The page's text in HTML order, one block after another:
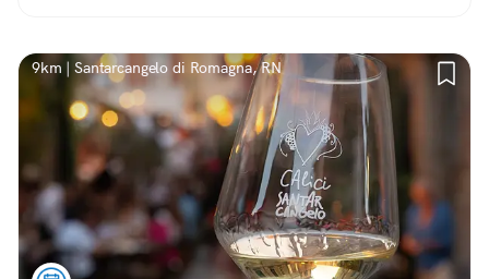
9km | Santarcangelo di Romagna, RN